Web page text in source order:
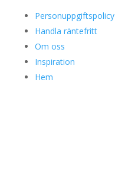
Personuppgiftspolicy
Handla räntefritt
Om oss
Inspiration
Hem